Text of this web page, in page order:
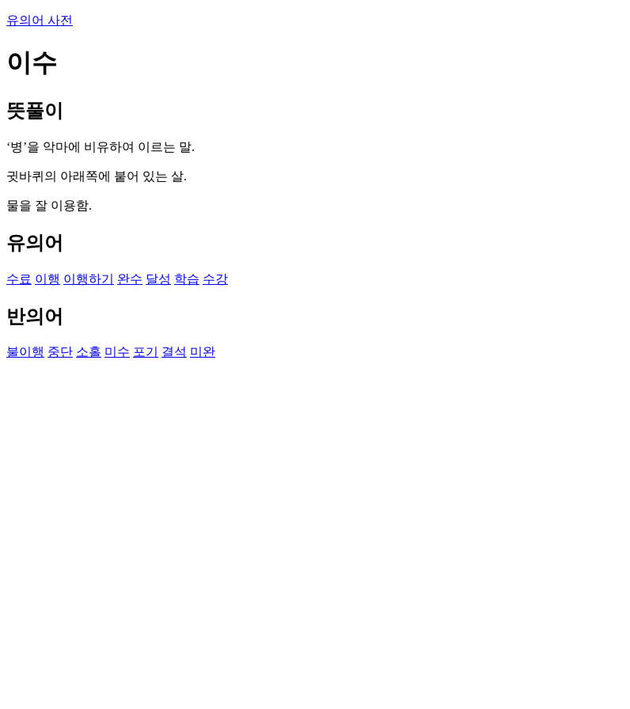
유의어 사전
이수
뜻풀이
‘병’을 악마에 비유하여 이르는 말.
귓바퀴의 아래쪽에 붙어 있는 살.
물을 잘 이용함.
유의어
수료 이행 이행하기 완수 달성 학습 수강
반의어
불이행 중단 소홀 미수 포기 결석 미완